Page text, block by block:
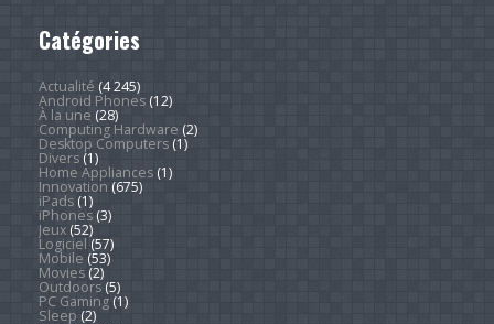
Catégories
Actualité (4 245)
Android Phones(12)
À la une (28)
Computing Hardware (2)
Desktop Computers(1)
Divers(1)
Home Appliances(1)
Innovation (675)
iPads(1)
iPhones(3)
Jeux(52)
Logiciel (57)
Mobile (53)
Movies(2)
Outdoors(5)
PC Gaming(1)
Sleep (2)